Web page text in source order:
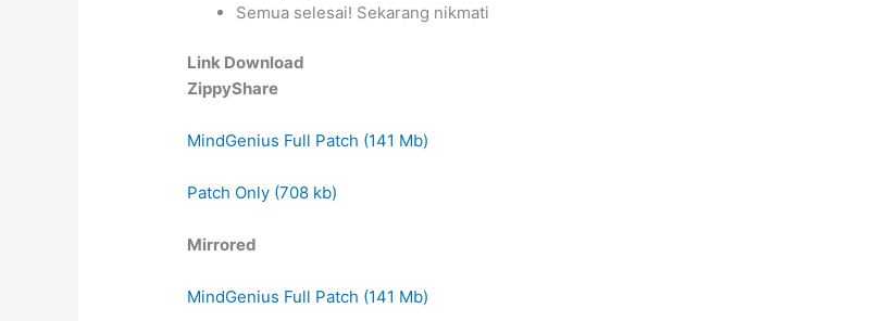
Semua selesai! Sekarang nikmati
Link Download
ZippyShare
MindGenius Full Patch (141 Mb)
Patch Only (708 kb)
Mirrored
MindGenius Full Patch (141 Mb)